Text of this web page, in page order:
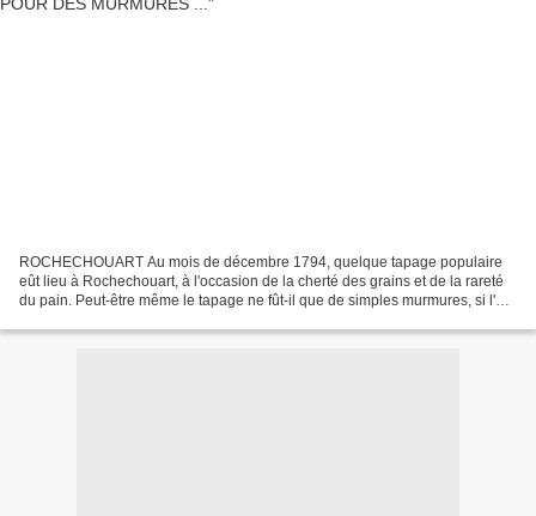
ROCHECHOUART Au mois de décembre 1794, quelque tapage populaire
eût lieu à Rochechouart, à l'occasion de la cherté des grains et de la rareté
du pain. Peut-être même le tapage ne fût-il que de simples murmures, si l'on